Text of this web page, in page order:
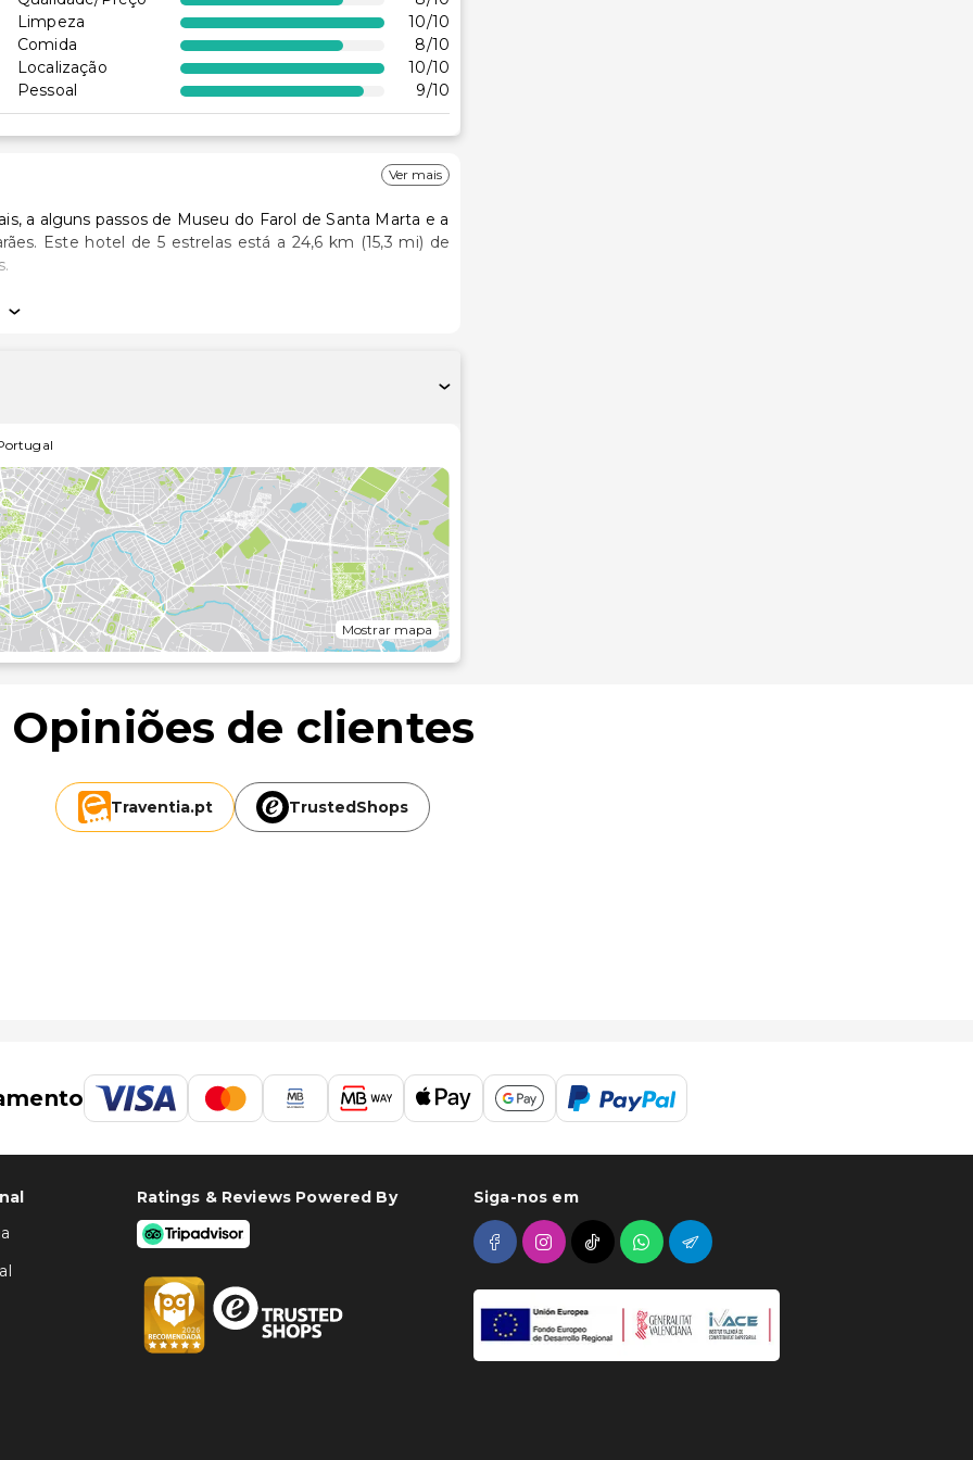
Limpeza
10/10
Comida
8/10
Localização
10/10
Pessoal
9/10
Ver mais
a alguns passos de Museu do Farol de Santa Marta e a
mi) de
personalizada, com um minibar e um televisor de ecrã
de camas à noite. A limpeza dos quartos é
Entre as facilidades adicionais contam-se Wi-fi grátis,
Apanhe o autocarro do hotel para visitar os principais
ou num dos 2 bares/lounges. Comece as suas
grátis, servido diariamente entre as 7:30 e as 10:30.
um serviço de limpeza a seco e uma receção aberta
contam-se uma zona para conferências e uma sala de
e há
mais próximo.
Mostrar mapa
Opiniões de clientes
Traventia.pt TrustedShops
Ratings & Reviews Powered By Siga-nos em